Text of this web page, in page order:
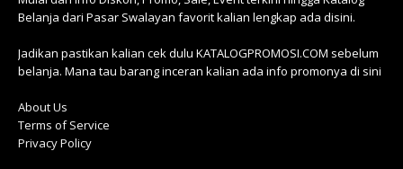
Belanja dari Pasar Swalayan favorit kalian lengkap ada disini.
Jadikan pastikan kalian cek dulu KATALOGPROMOSI.COM sebelum
belanja. Mana tau barang inceran kalian ada info promonya di sini
About Us
Terms of Service
Privacy Policy